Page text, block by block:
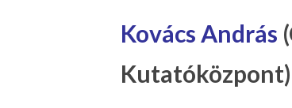
Kovács András
Kutatóközpont)